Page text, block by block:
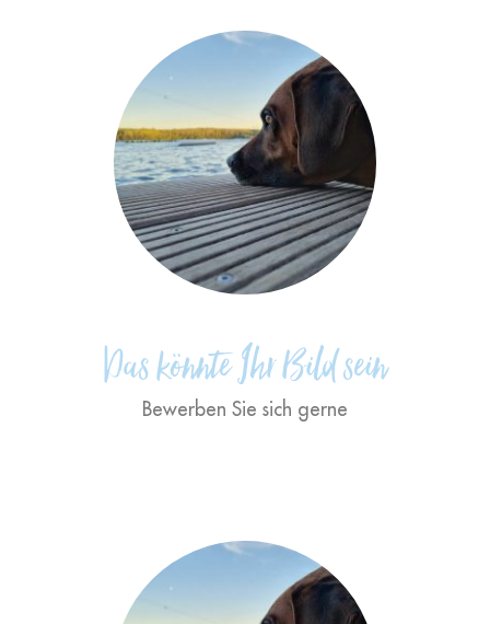
Das könnte Ihr Bild sein
Bewerben Sie sich gerne
"Wenn Ihnen die Betreuung der
Patienten vor und nach und
während der Behandlung eine
Herzensangelegenheit ist."